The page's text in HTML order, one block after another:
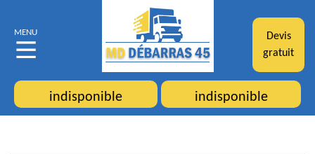
MENU
Devis
gratuit
indisponible indisponible